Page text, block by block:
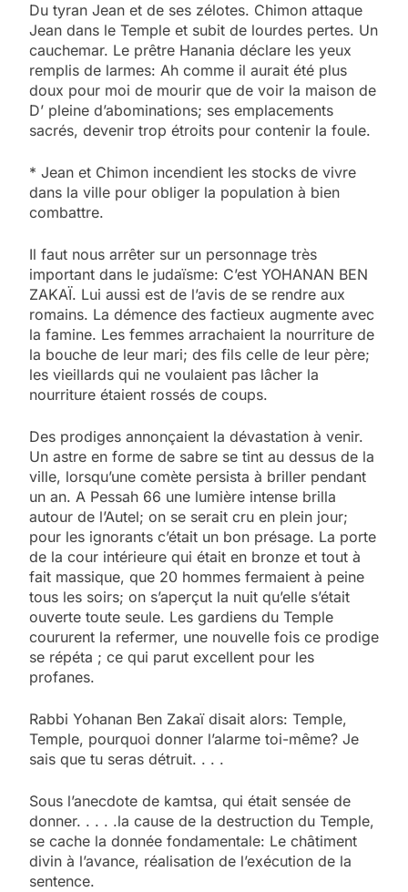
Du tyran Jean et de ses zélotes. Chimon attaque
Jean dans le Temple et subit de lourdes pertes. Un
cauchemar. Le prêtre Hanania déclare les yeux
remplis de larmes: Ah comme il aurait été plus
doux pour moi de mourir que de voir la maison de
D’ pleine d’abominations; ses emplacements
sacrés, devenir trop étroits pour contenir la foule.
* Jean et Chimon incendient les stocks de vivre
dans la ville pour obliger la population à bien
combattre.
Il faut nous arrêter sur un personnage très
important dans le judaïsme: C’est YOHANAN BEN
ZAKAÏ. Lui aussi est de l’avis de se rendre aux
romains. La démence des factieux augmente avec
la famine. Les femmes arrachaient la nourriture de
la bouche de leur mari; des fils celle de leur père;
les vieillards qui ne voulaient pas lâcher la
nourriture étaient rossés de coups.
Des prodiges annonçaient la dévastation à venir.
Un astre en forme de sabre se tint au dessus de la
ville, lorsqu’une comète persista à briller pendant
un an. A Pessah 66 une lumière intense brilla
autour de l’Autel; on se serait cru en plein jour;
pour les ignorants c’était un bon présage. La porte
de la cour intérieure qui était en bronze et tout à
fait massique, que 20 hommes fermaient à peine
tous les soirs; on s’aperçut la nuit qu’elle s’était
ouverte toute seule. Les gardiens du Temple
coururent la refermer, une nouvelle fois ce prodige
se répéta ; ce qui parut excellent pour les
profanes.
Rabbi Yohanan Ben Zakaï disait alors: Temple,
Temple, pourquoi donner l’alarme toi-même? Je
sais que tu seras détruit. . . .
Sous l’anecdote de kamtsa, qui était sensée de
donner. . . . .la cause de la destruction du Temple,
se cache la donnée fondamentale: Le châtiment
divin à l’avance, réalisation de l’exécution de la
sentence.